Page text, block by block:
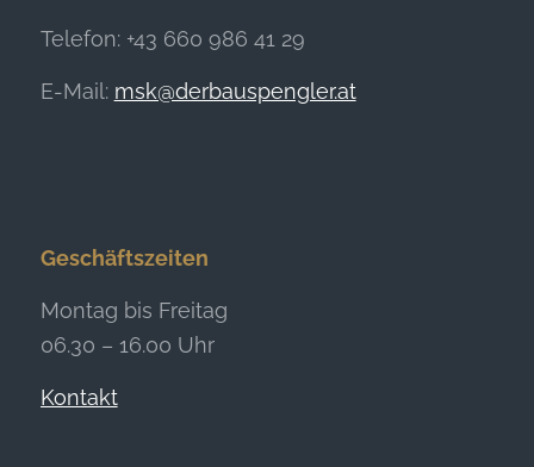
Telefon: +43 660 986 41 29
E-Mail: msk@derbauspengler.at
Geschäftszeiten
Montag bis Freitag
06.30 – 16.00 Uhr
Kontakt